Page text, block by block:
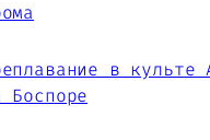
в культе
Боспоре